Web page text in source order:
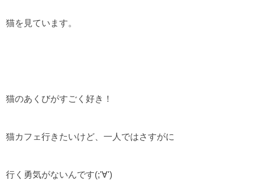
猫を見ています。
猫のあくびがすごく好き！
猫カフェ行きたいけど、一人ではさすがに
行く勇気がないんです(;'∀')